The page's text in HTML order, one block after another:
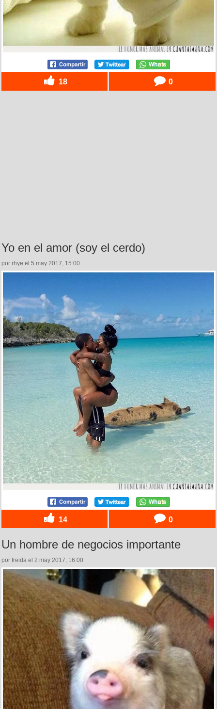
18 0
Yo en el amor (soy el cerdo)
por rhye el 5 may 2017, 15:00
14 0
Un hombre de negocios importante
por freida el 2 may 2017, 16:00